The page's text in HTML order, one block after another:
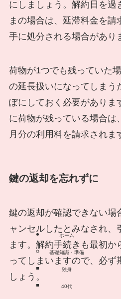
にしましょう。解約日を過
まの場合は、延滞料金を請
手に処分される場合があり
荷物が1つでも残っていた
の延長扱いになってしまう
ぽにしておく必要がありま
に荷物が残っている場合は
月分の利用料を請求されま
鍵の返却を忘れずに
鍵の返却が確認できない場
ャンセルしたとみなされ、
ます。解約手続きも最初か
ってしまいますので、必ず
しょう。
ホーム
基礎知識・準備
独身
40代